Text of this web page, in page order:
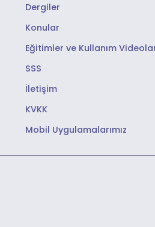
Dergiler
Konular
Eğitimler ve Kullanım
SSS
İletişim
KVKK
Mobil Uygulamalarımız